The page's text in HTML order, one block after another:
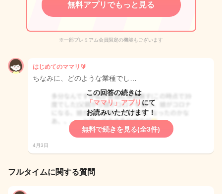
無料アプリでもっと見る
※一部プレミアム会員限定の機能もございます
はじめてのママリ🔰
ちなみに、どのような業種でし…
この回答の続きは
「ママリ」アプリ にて
お読みいただけます！
無料で続きを見る(全3件)
4月3日
フルタイムに関する質問